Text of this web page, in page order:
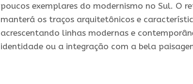
poucos exemplares do modernismo no Sul. O
manterá os traços arquitetônicos e
acrescentando linhas modernas e
identidade ou a integração com a bela